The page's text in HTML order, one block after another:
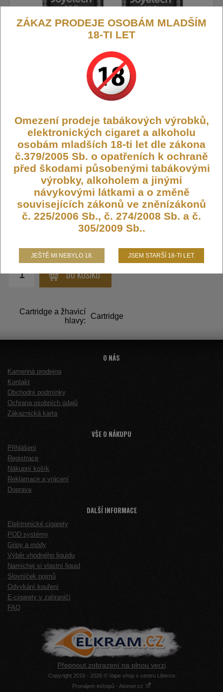
Joyetech EVIO Grip Pod cartridge 2ml
0,8ohm 2Pack
Cartridge Joyetech EVIO Grip o objemu 2,8ml a odporu 0,8ohm.
Obsah balení 2ks
Výrobce:
Joyetech
CARTR-2P-JOYE-EVIOG-08
Dostupnost: Skladem
Počet ks:
659 ks
158,- KČ
DO KOŠÍKU
Cartridge a žhavicí
hlavy:
Cartridge
O NÁS
Kamenná prodejna
Kontakt
Obchodní podmínky
Ochrana osobních údajů
Zákaznická karta
VŠE O NÁKUPU
Přihlášení
Registrace
Nákupní košík
Reklamace a vrácení
Doprava
DALŠÍ INFORMACE
Elektronické cigarety
POD systémy
Gripy a módy
Výběr vhodného liquidu
Namíchej si vlastní liquid
Slovníček pojmů
Odvykání kouření
E-cigarety v zahraničí
FAQ
Přepnout zobrazení na plnou verzi
Copyright 2016 - 2026 © Vape shop v centru Liberce
Pronájem eshopů - Atomer.cz
ZÁKAZ PRODEJE OSOBÁM MLADŠÍM
18-TI LET
Omezení prodeje tabákových výrobků,
elektronických cigaret a alkoholu
osobám mladších 18-ti let dle zákona
č.379/2005 Sb. o opatřeních k ochraně
před škodami působenými tabákovými
výrobky, alkoholem a jinými
návykovými látkami a o změně
souvisejících zákonů ve zněnízákonů
č. 225/2006 Sb., č. 274/2008 Sb. a č.
305/2009 Sb..
JEŠTĚ MI NEBYLO 18. JSEM STARŠÍ 18-TI LET.